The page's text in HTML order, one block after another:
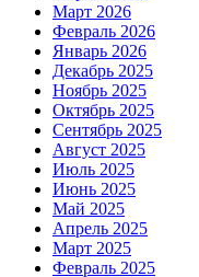
Март 2026
Февраль 2026
Январь 2026
Декабрь 2025
Ноябрь 2025
Октябрь 2025
Сентябрь 2025
Август 2025
Июль 2025
Июнь 2025
Май 2025
Апрель 2025
Март 2025
Февраль 2025